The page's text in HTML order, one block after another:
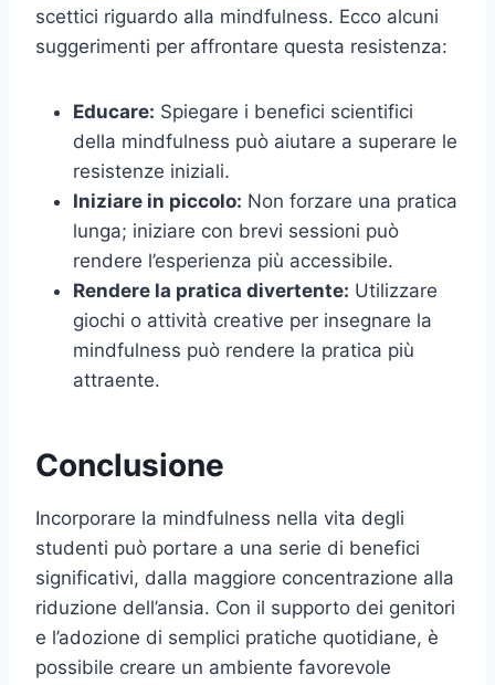
scettici riguardo alla mindfulness. Ecco alcuni
suggerimenti per affrontare questa resistenza:
Educare: Spiegare i benefici scientifici
della mindfulness può aiutare a superare le
resistenze iniziali.
Iniziare in piccolo: Non forzare una pratica
lunga; iniziare con brevi sessioni può
rendere l’esperienza più accessibile.
Rendere la pratica divertente: Utilizzare
giochi o attività creative per insegnare la
mindfulness può rendere la pratica più
attraente.
Conclusione
Incorporare la mindfulness nella vita degli
studenti può portare a una serie di benefici
significativi, dalla maggiore concentrazione alla
riduzione dell’ansia. Con il supporto dei genitori
e l’adozione di semplici pratiche quotidiane, è
possibile creare un ambiente favorevole